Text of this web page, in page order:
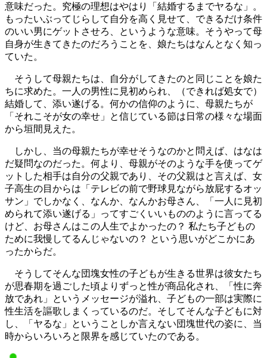
意味だった。究極の理想はやはり「結婚するまでヤるな」。
もったいぶってじらして自分を高く見せて、できるだけ条件
のいい男にゲットさせろ、というような意味。そうやって母
自身が生きてきたのだろうことを、娘たちはなんとなく知っ
ていた。
そうして母親たちは、自分がしてきたのと同じことを娘た
ちに求めた。一人の男性に見初められ、（できれば処女で）
結婚して、添い遂げる。何かの信仰のように、母親たちが
「それこそが女の幸せ」と信じている節は日常の様々な場面
から垣間見えた。
しかし、当の母親たちが幸せそうなのかと問えば、はなは
だ疑問なのだった。何より、母親がそのような手を使ってゲ
ットした相手は自分の父親であり、その父親はと言えば、女
子高生の目からは「テレビの前で野球見ながら放屁するオッ
サン」でしかなく、なんか、なんかお母さん、「一人に見初
められて添い遂げる」ってすごくいいもののように言ってる
けど、お母さんはこの人生でよかったの？ 私たち子どもの
ために我慢してるんじゃないの？ という思いがどこかにあ
ったからだ。
そうしてそんな団塊女性の子どもが生きる世界は彼女たち
が思春期を過ごした頃よりずっと性が商品化され、「性に奔
放であれ」というメッセージが溢れ、子どもの一部は実際に
性生活を謳歌しまくっているのだ。そしてそんな子どもに対
し、「ヤるな」ということしか言えない団塊世代の姿に、当
時からいろいろと限界を感じていたのである。